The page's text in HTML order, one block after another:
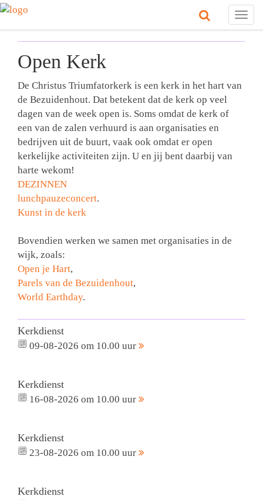
Open Kerk
De Christus Triumfatorkerk is een kerk in het hart van
de Bezuidenhout. Dat betekent dat de kerk op veel
dagen van de week open is. Soms omdat de kerk of
een van de zalen verhuurd is aan organisaties en
bedrijven uit de buurt, vaak ook omdat er open
kerkelijke activiteiten zijn. U en jij bent daarbij van
harte wekom!
DEZINNEN
lunchpauzeconcert.
Kunst in de kerk
Bovendien werken we samen met organisaties in de
wijk, zoals:
Open je Hart,
Parels van de Bezuidenhout,
World Earthday.
Kerkdienst
09-08-2026 om 10.00 uur
Kerkdienst
16-08-2026 om 10.00 uur
Kerkdienst
23-08-2026 om 10.00 uur
Kerkdienst